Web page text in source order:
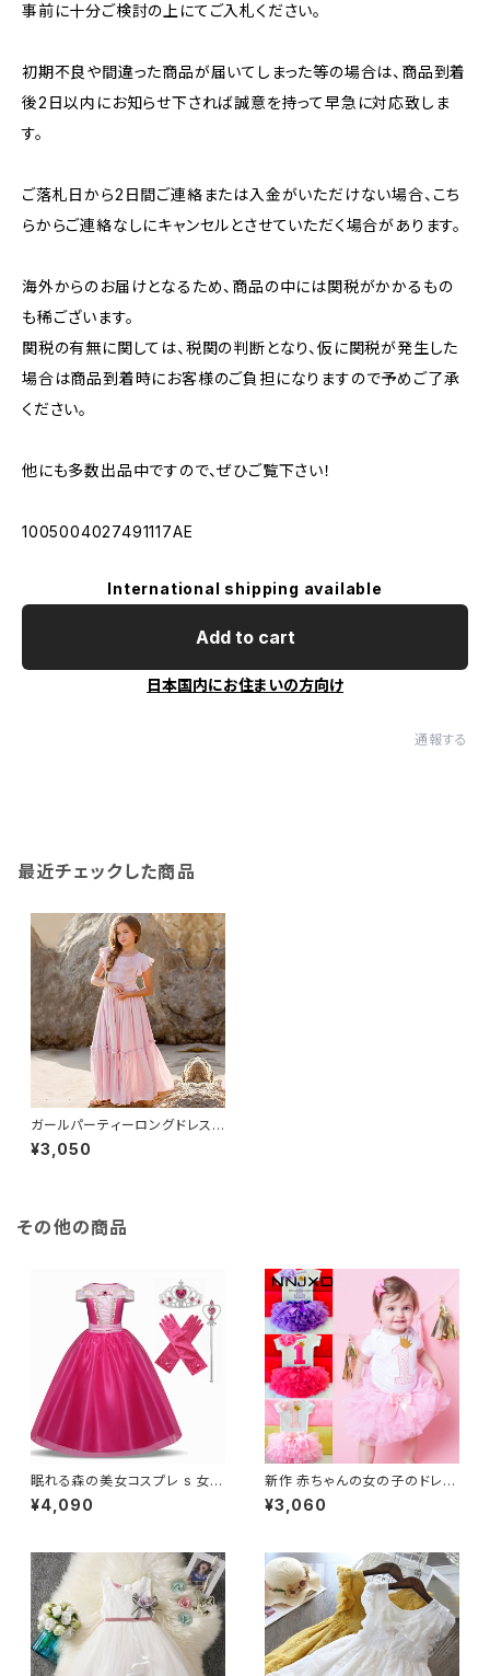
事前に十分ご検討の上にてご入札ください。
初期不良や間違った商品が届いてしまった等の場合は、商品到着
後2日以内にお知らせ下されば誠意を持って早急に対応致しま
す。
ご落札日から2日間ご連絡または入金がいただけない場合、こち
らからご連絡なしにキャンセルとさせていただく場合があります。
海外からのお届けとなるため、商品の中には関税がかかるもの
も稀ございます。
関税の有無に関しては、税関の判断となり、仮に関税が発生した
場合は商品到着時にお客様のご負担になりますので予めご了承
ください。
他にも多数出品中ですので、ぜひご覧下さい！
1005004027491117AE
International shipping available
Add to cart
日本国内にお住まいの方向け
通報する
最近チェックした商品
ガールパーティーロングドレスノ
ースリーブ背中の開いたウェデ
ィングマルイブニングガウン十代
¥3,050
その他の商品
眠れる森の美女コスプレ s 女の
子キッズサマードレス子供パー
ティー Vestidos 夜会服
¥4,090
新作 赤ちゃんの女の子のドレス
1歳の誕生日の服生まれのバプ
テスマのチュチュの衣装女の子
fficial_Store82748451364
¥3,060